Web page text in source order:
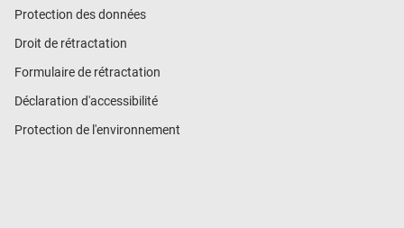
Protection des données
Droit de rétractation
Formulaire de rétractation
Déclaration d'accessibilité
Protection de l'environnement